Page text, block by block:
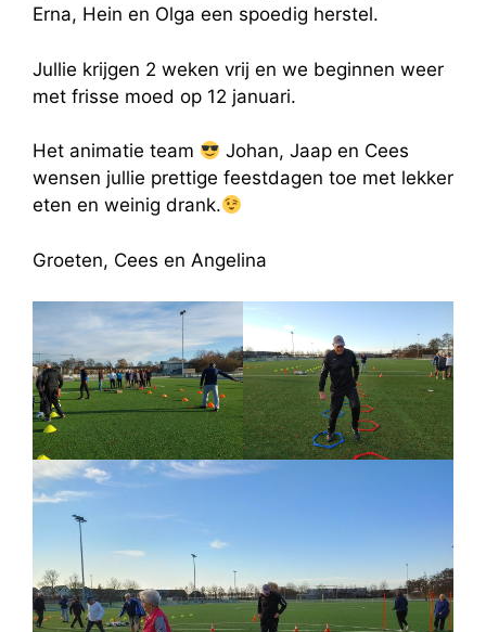
Erna, Hein en Olga een spoedig herstel.
Jullie krijgen 2 weken vrij en we beginnen weer
met frisse moed op 12 januari.
Het animatie team
Johan, Jaap en Cees
wensen jullie prettige feestdagen toe met lekker
eten en weinig drank.
Groeten, Cees en Angelina